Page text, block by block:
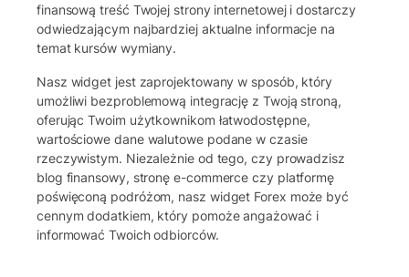
finansową treść Twojej strony internetowej i dostarczy
odwiedzającym najbardziej aktualne informacje na
temat kursów wymiany.
Nasz widget jest zaprojektowany w sposób, który
umożliwi bezproblemową integrację z Twoją stroną,
oferując Twoim użytkownikom łatwodostępne,
wartościowe dane walutowe podane w czasie
rzeczywistym. Niezależnie od tego, czy prowadzisz
blog finansowy, stronę e-commerce czy platformę
poświęconą podróżom, nasz widget Forex może być
cennym dodatkiem, który pomoże angażować i
informować Twoich odbiorców.